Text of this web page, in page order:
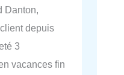
Danton,
depuis
3
vacances fin